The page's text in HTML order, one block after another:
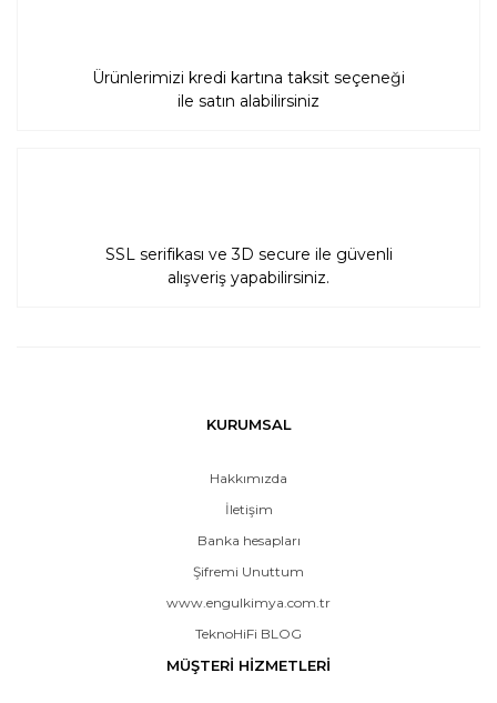
Ürünlerimizi kredi kartına taksit seçeneği
ile satın alabilirsiniz
SSL serifikası ve 3D secure ile güvenli
alışveriş yapabilirsiniz.
KURUMSAL
Hakkımızda
İletişim
Banka hesapları
Şifremi Unuttum
www.engulkimya.com.tr
TeknoHiFi BLOG
MÜŞTERİ HİZMETLERİ